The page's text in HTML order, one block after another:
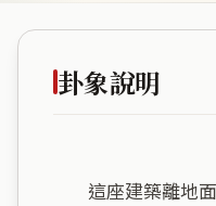
卦象說明